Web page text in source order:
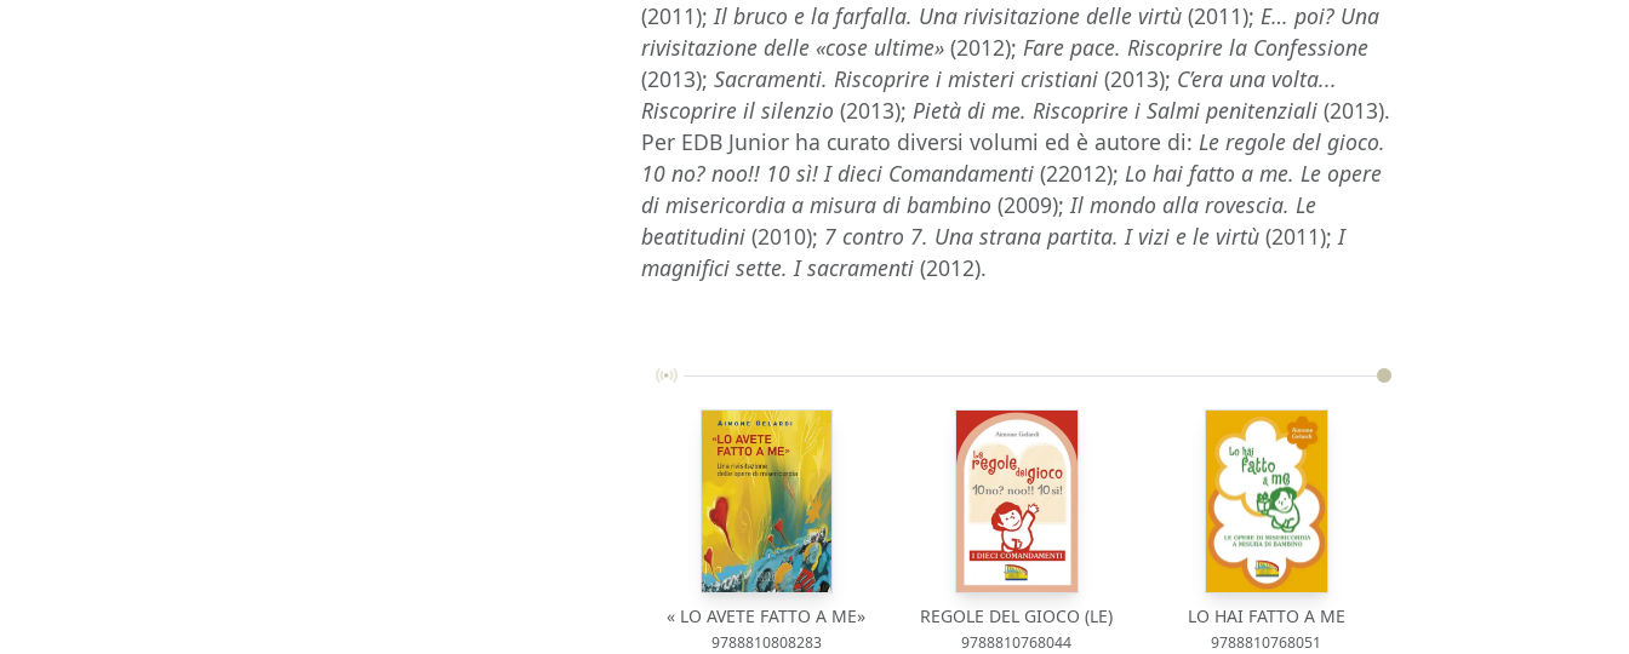
(2011);Il bruco e la farfalla. Una rivisitazione delle virtù (2011);E… poi? Una
rivisitazione delle «cose ultime» (2012);Fare pace. Riscoprire la Confessione
(2013);Sacramenti. Riscoprire i misteri cristiani (2013); C’era una volta...
Riscoprire il silenzio (2013);Pietà di me. Riscoprire i Salmi penitenziali (2013).
Per EDB Junior ha curato diversi volumi ed è autore di:Le regole del gioco.
10 no? noo!! 10 sì! I dieci Comandamenti (22012);Lo hai fatto a me. Le opere
di misericordia a misura di bambino (2009);Il mondo alla rovescia. Le
beatitudini (2010); 7 contro 7. Una strana partita. I vizi e le virtù (2011);I
magnifici sette. I sacramenti (2012).
« LO AVETE FATTO A ME»
9788810808283
REGOLE DEL GIOCO (LE)
9788810768044
LO HAI FATTO A ME
9788810768051